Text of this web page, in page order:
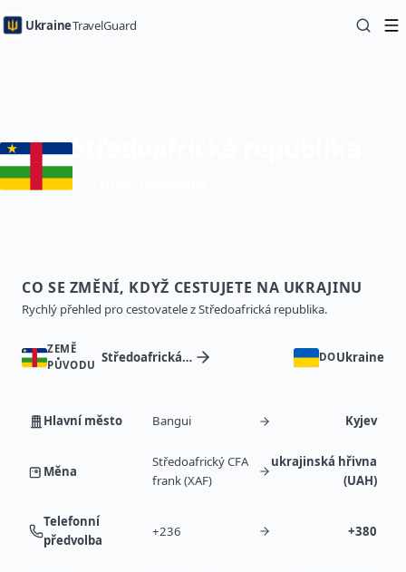
UkraineTravelGuard
CO SE ZMĚNÍ, KDYŽ CESTUJETE NA UKRAJINU
Rychlý přehled pro cestovatele z Středoafrická republika.
ZEMĚ
PŮVODU
Středoafrická republika DOUkraine
Hlavní město Bangui Kyjev
Měna
Středoafrický CFA
frank (XAF)
ukrajinská hřivna
(UAH)
Telefonní
předvolba
+236 +380